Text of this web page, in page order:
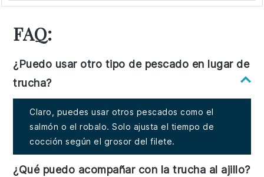
FAQ:
¿Puedo usar otro tipo de pescado en lugar de
trucha?
Claro, puedes usar otros pescados como el
salmón o el robalo. Solo ajusta el tiempo de
cocción según el grosor del filete.
¿Qué puedo acompañar con la trucha al ajillo?